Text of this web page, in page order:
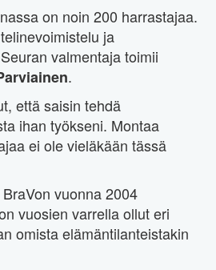
on noin 200 harrastajaa.
ja
valmentaja toimii
.
että saisin tehdä
ihan työkseni. Montaa
ei ole vieläkään tässä
vuonna 2004
vuosien varrella ollut eri
omista elämäntilanteistakin